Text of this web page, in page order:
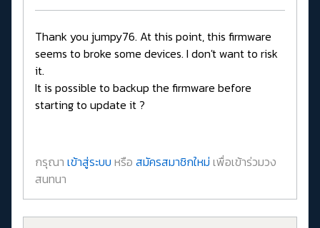
Thank you jumpy76. At this point, this firmware
seems to broke some devices. I don't want to risk
it.
It is possible to backup the firmware before
starting to update it ?
กรุณา เข้าสู่ระบบ หรือ สมัครสมาชิกใหม่ เพื่อเข้าร่วมวง
สนทนา